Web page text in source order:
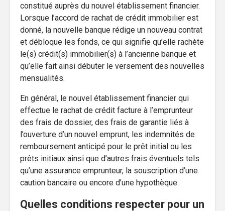
constitué auprès du nouvel établissement financier.
Lorsque l’accord de rachat de crédit immobilier est
donné, la nouvelle banque rédige un nouveau contrat
et débloque les fonds, ce qui signifie qu’elle rachète
le(s) crédit(s) immobilier(s) à l’ancienne banque et
qu’elle fait ainsi débuter le versement des nouvelles
mensualités.
En général, le nouvel établissement financier qui
effectue le rachat de crédit facture à l’emprunteur
des frais de dossier, des frais de garantie liés à
l’ouverture d’un nouvel emprunt, les indemnités de
remboursement anticipé pour le prêt initial ou les
prêts initiaux ainsi que d’autres frais éventuels tels
qu’une assurance emprunteur, la souscription d’une
caution bancaire ou encore d’une hypothèque.
Quelles conditions respecter pour un